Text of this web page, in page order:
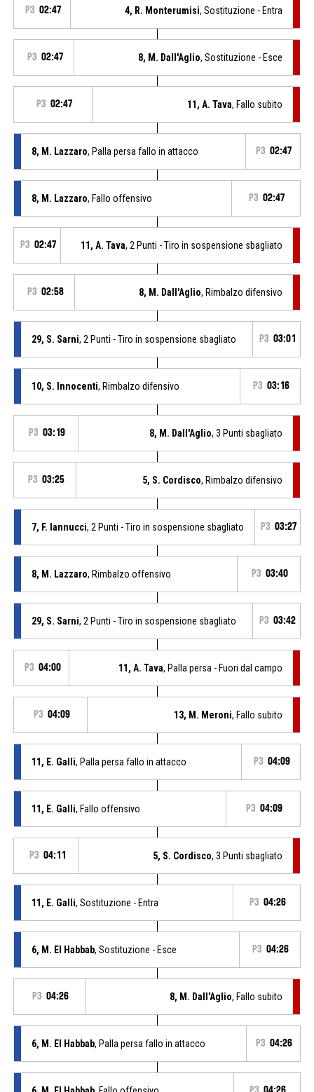
P3 02:47 4, R. Monterumisi, Sostituzione - Entra
P3 02:47 8, M. Dall'Aglio, Sostituzione - Esce
P3 02:47 11, A. Tava, Fallo subito
8, M. Lazzaro, Palla persa fallo in attacco P3 02:47
8, M. Lazzaro, Fallo offensivo P3 02:47
P3 02:47 11, A. Tava, 2 Punti - Tiro in sospensione sbagliato
P3 02:58 8, M. Dall'Aglio, Rimbalzo difensivo
29, S. Sarni, 2 Punti - Tiro in sospensione sbagliato P3 03:01
10, S. Innocenti, Rimbalzo difensivo P3 03:16
P3 03:19 8, M. Dall'Aglio, 3 Punti sbagliato
P3 03:25 5, S. Cordisco, Rimbalzo difensivo
7, F. Iannucci, 2 Punti - Tiro in sospensione sbagliato P3 03:27
8, M. Lazzaro, Rimbalzo offensivo P3 03:40
29, S. Sarni, 2 Punti - Tiro in sospensione sbagliato P3 03:42
P3 04:00 11, A. Tava, Palla persa - Fuori dal campo
P3 04:09 13, M. Meroni, Fallo subito
11, E. Galli, Palla persa fallo in attacco P3 04:09
11, E. Galli, Fallo offensivo P3 04:09
P3 04:11 5, S. Cordisco, 3 Punti sbagliato
11, E. Galli, Sostituzione - Entra P3 04:26
6, M. El Habbab, Sostituzione - Esce P3 04:26
P3 04:26 8, M. Dall'Aglio, Fallo subito
6, M. El Habbab, Palla persa fallo in attacco P3 04:26